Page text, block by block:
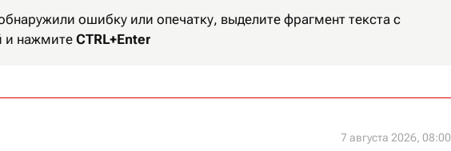
ошибку или опечатку, выделите фрагмент текста с
и нажмите CTRL+Enter
7 августа 2026, 08:00